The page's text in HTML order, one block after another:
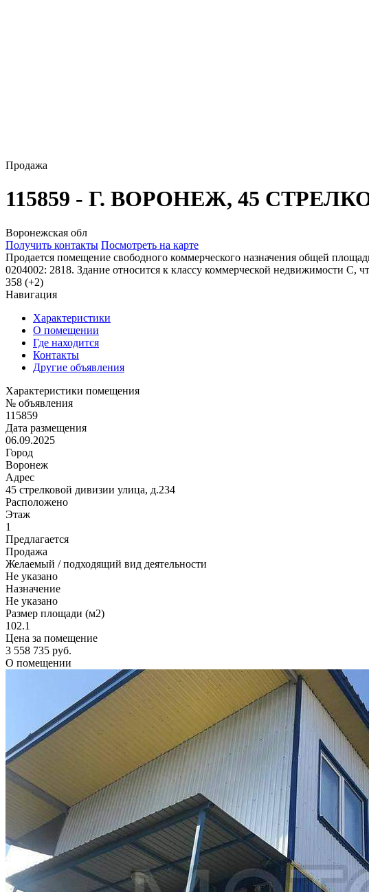
Продажа
115859 - Г. ВОРОНЕЖ, 45
Воронежская обл
Получить контакты Посмотреть на карте
Продается помещение свободного коммерческого назначения общей
0204002: 2818. Здание относится к классу коммерческой недвижимости C,
358 (+2)
Навигация
Характеристики
О помещении
Где находится
Контакты
Другие объявления
Характеристики помещения
№ объявления
115859
Дата размещения
06.09.2025
Город
Воронеж
Адрес
45 стрелковой дивизии улица, д.234
Расположено
Этаж
1
Предлагается
Продажа
Желаемый / подходящий вид деятельности
Не указано
Назначение
Не указано
Размер площади (м2)
102.1
Цена за помещение
3 558 735 руб.
О помещении